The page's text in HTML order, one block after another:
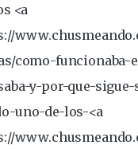
<a
como-funcionaba-
y-por-que-
uno-de-los-<a